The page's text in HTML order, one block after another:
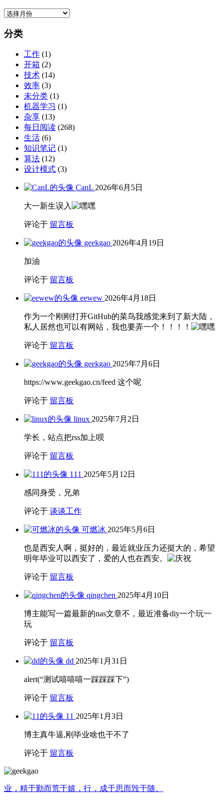
归
分类
工作 (1)
开箱 (2)
技术 (14)
效率 (3)
未分类 (1)
机器学习 (1)
杂享 (13)
每日阅读 (268)
生活 (6)
知识笔记 (1)
算法 (12)
设计模式 (3)
CanL 2026年6月5日
大一新生误入
评论于 留言板
geekgao 2026年4月19日
加油
评论于 留言板
eewew 2026年4月18日
作为一个刚刚打开GitHub的菜鸟我感觉来到了新大陆，
私人居然也可以有网站，我也要弄一个！！！！
评论于 留言板
geekgao 2025年7月6日
https://www.geekgao.cn/feed 这个呢
评论于 留言板
linux 2025年7月2日
学长，站点把rss加上呗
评论于 留言板
111 2025年5月12日
感同身受，兄弟
评论于 谈谈工作
可燃冰 2025年5月6日
也是西安人啊，挺好的，最近就业压力还挺大的，希望
明年毕业可以西安了，爱的人也在西安。
评论于 留言板
qingchen 2025年4月10日
博主能写一篇最新的nas文章不，最近准备diy一个玩一
玩
评论于 留言板
dd 2025年1月31日
alert(“测试嘻嘻嘻一踩踩踩下”)
评论于 留言板
11 2025年1月3日
博主真牛逼,刚毕业啥也干不了
评论于 留言板
业，精于勤而荒于嬉，行，成于思而毁于随。